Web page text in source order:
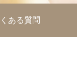
ある質問